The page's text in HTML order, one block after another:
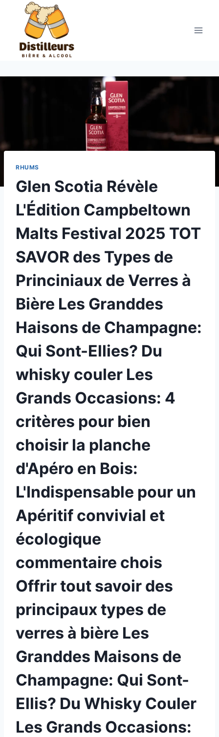
contenu
RHUMS
Glen Scotia Révèle
L'Édition Campbeltown
Malts Festival 2025 TOT
SAVOR des Types de
Princiniaux de Verres à
Bière Les Granddes
Haisons de Champagne:
Qui Sont-Ellies? Du
whisky couler Les
Grands Occasions: 4
critères pour bien
choisir la planche
d'Apéro en Bois:
L'Indispensable pour un
Apéritif convivial et
écologique
commentaire chois
Offrir tout savoir des
principaux types de
verres à bière Les
Granddes Maisons de
Champagne: Qui Sont-
Ellis? Du Whisky Couler
Les Grands Occasions: